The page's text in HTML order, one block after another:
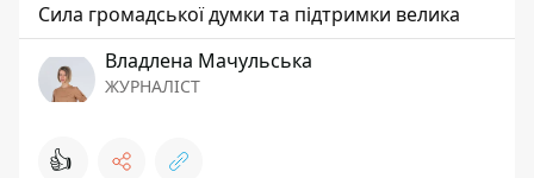
Сила громадської думки та підтримки велика
Владлена Мачульська
ЖУРНАЛІСТ
👍